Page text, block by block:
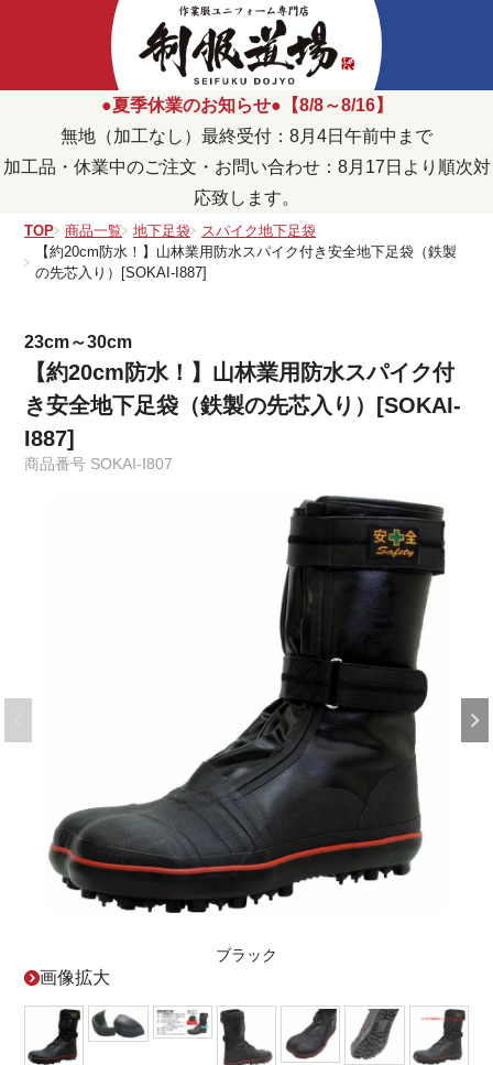
●夏季休業のお知らせ●【8/8～8/16】
無地（加工なし）最終受付：8月4日午前中まで
加工品・休業中のご注文・お問い合わせ：8月17日より順次対
応致します。
TOP 商品一覧 地下足袋
スパイク地下足袋
【約20cm防水！】山林業用防水スパイク付き安全地下足袋（鉄製
の先芯入り）[SOKAI-I887]
23cm～30cm
【約20cm防水！】山林業用防水スパイク付
き安全地下足袋（鉄製の先芯入り）[SOKAI-
I887]
商品番号 SOKAI-I807
ブラック
画像拡大